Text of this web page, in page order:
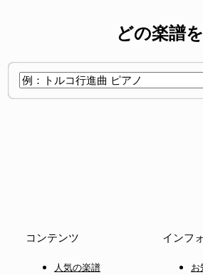
どの楽譜
コンテンツ
人気の楽譜
インフ
お